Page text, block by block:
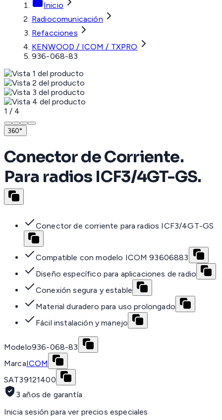
Inicio
Radiocomunicación
Refacciones
KENWOOD / ICOM / TXPRO
936-068-83
1 / 4
360°
Conector de Corriente.
Para radios ICF3/4GT-GS.
Conector de corriente para radios ICF3/4GT-GS
Compatible con modelo ICOM 93606883
Diseño específico para aplicaciones de radio
Conexión segura y estable
Material duradero para uso prolongado
Fácil instalación y manejo
Modelo936-068-83
MarcaICOM
SAT39121400
3 años de garantía
Inicia sesión para ver precios especiales